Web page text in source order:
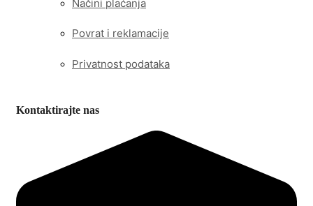
Načini plaćanja
Povrat i reklamacije
Privatnost podataka
Kontaktirajte nas